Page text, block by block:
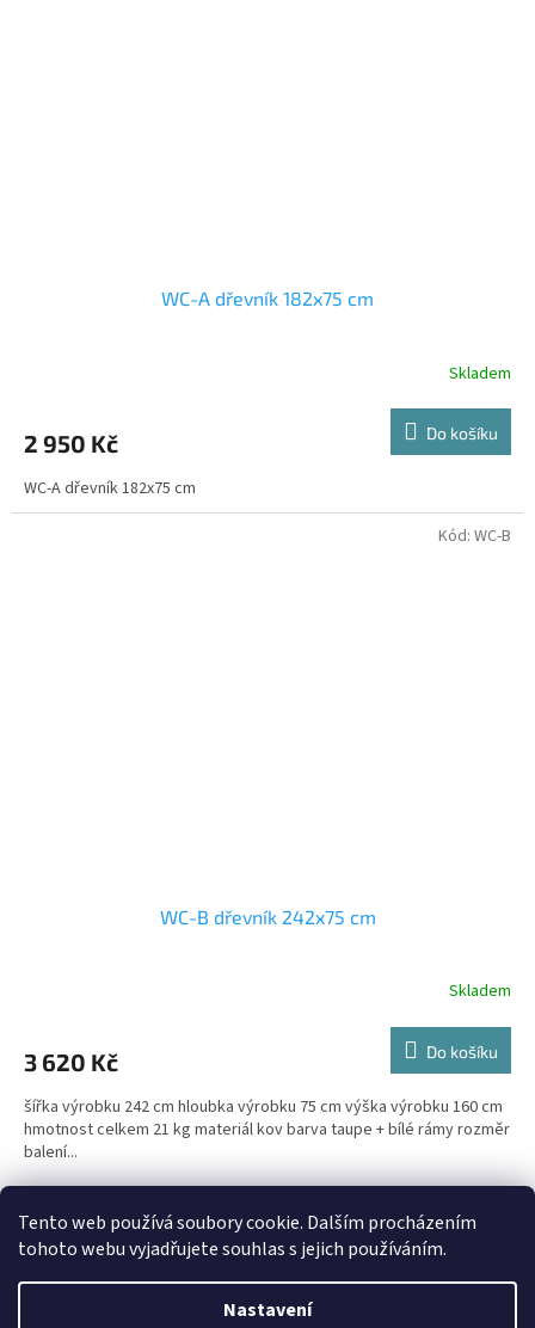
Tento web používá soubory cookie. Dalším procházením
tohoto webu vyjadřujete souhlas s jejich používáním.
Nastavení
WC-A dřevník 182x75 cm
Skladem
2 950 Kč Do košíku
WC-A dřevník 182x75 cm
WC-B dřevník 242x75 cm
Skladem
3 620 Kč Do košíku
šířka výrobku 242 cm hloubka výrobku 75 cm výška výrobku 160 cm
hmotnost celkem 21 kg materiál kov barva taupe + bílé rámy rozměr
balení...
Kód: WC-B
O
v
á
d
položek celkem
Vytvořil Shoptet